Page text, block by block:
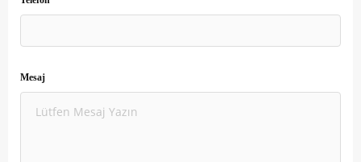
Mesaj